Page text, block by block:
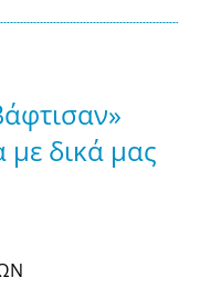
με δικά μας